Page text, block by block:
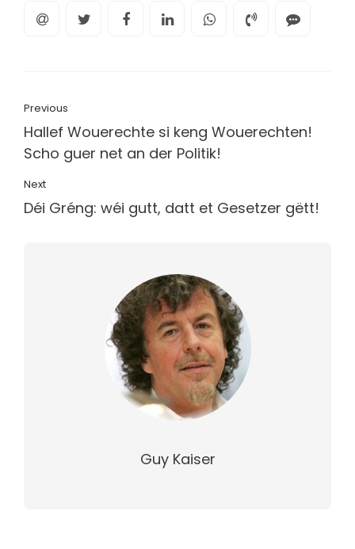
Previous
Hallef Wouerechte si keng Wouerechten!
Scho guer net an der Politik!
Next
Déi Gréng: wéi gutt, datt et Gesetzer gëtt!
Guy Kaiser